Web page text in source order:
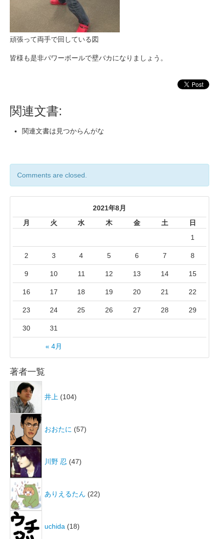
頑張って両手で回している図
皆様も是非パワーボールで壁バカになりましょう。
関連文書:
関連文書は見つからんがな
Comments are closed.
2021年8月
月
火 水 木 金 土 日
« 4月
1
2 3 4 5 6 7 8
9 10 11 12 13 14 15
16 17 18 19 20 21 22
23 24 25 26 27 28 29
30 31
著者一覧
井上 (104)
おおたに (57)
川野 忍 (47)
ありえるたん (22)
uchida (18)